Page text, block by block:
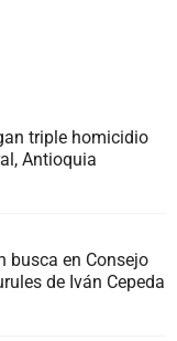
triple homicidio
Antioquia
busca en Consejo
de Iván Cepeda